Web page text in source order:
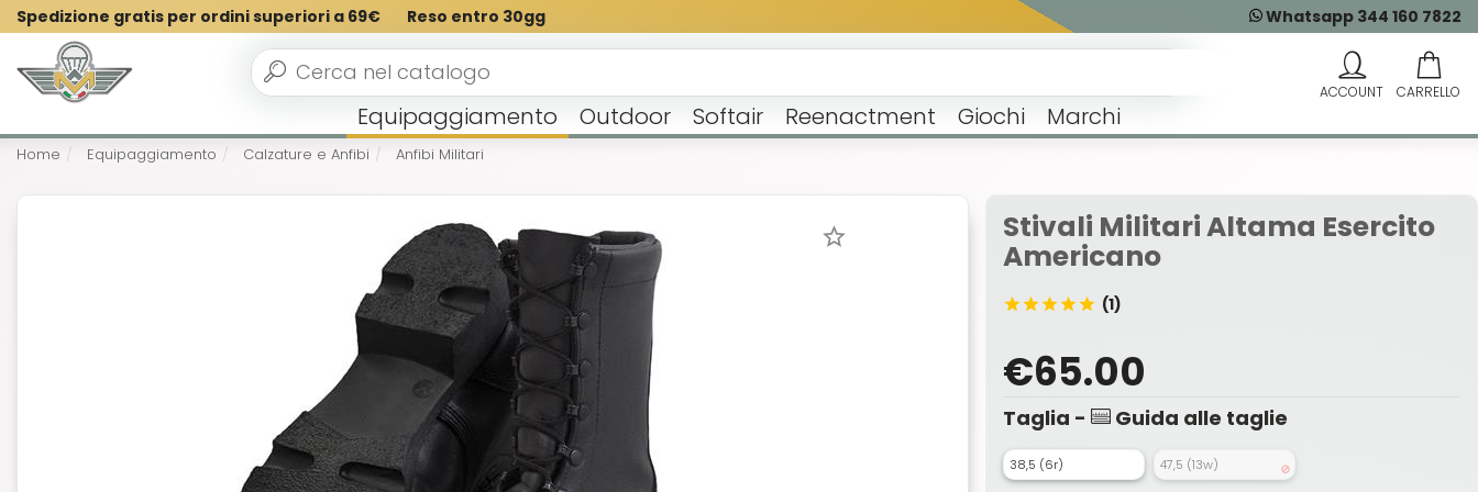
Spedizione gratis per ordini superiori a 69€ Reso entro 30gg Whatsapp 344 160 7822
Equipaggiamento Outdoor Softair Reenactment Giochi Marchi
Home Equipaggiamento Calzature e Anfibi Anfibi Militari
Stivali Militari Altama Esercito
Americano
(1)
€65.00
Taglia - Guida alle taglie
38,5 (6r) 47,5 (13w)